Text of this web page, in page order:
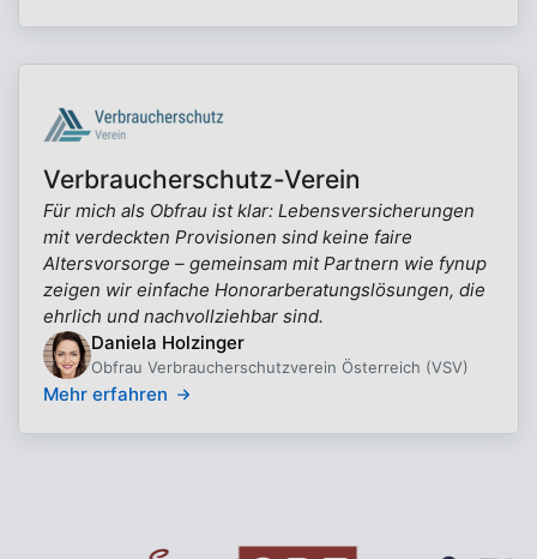
Verbraucherschutz-Verein
Für mich als Obfrau ist klar: Lebensversicherungen
mit verdeckten Provisionen sind keine faire
Altersvorsorge – gemeinsam mit Partnern wie fynup
zeigen wir einfache Honorarberatungslösungen, die
ehrlich und nachvollziehbar sind.
Daniela Holzinger
Obfrau Verbraucherschutzverein Österreich (VSV)
Mehr erfahren